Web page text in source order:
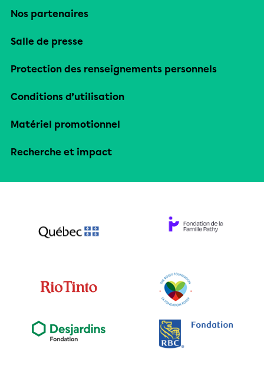
Nos partenaires
Salle de presse
Protection des renseignements personnels
Conditions d’utilisation
Matériel promotionnel
Recherche et impact